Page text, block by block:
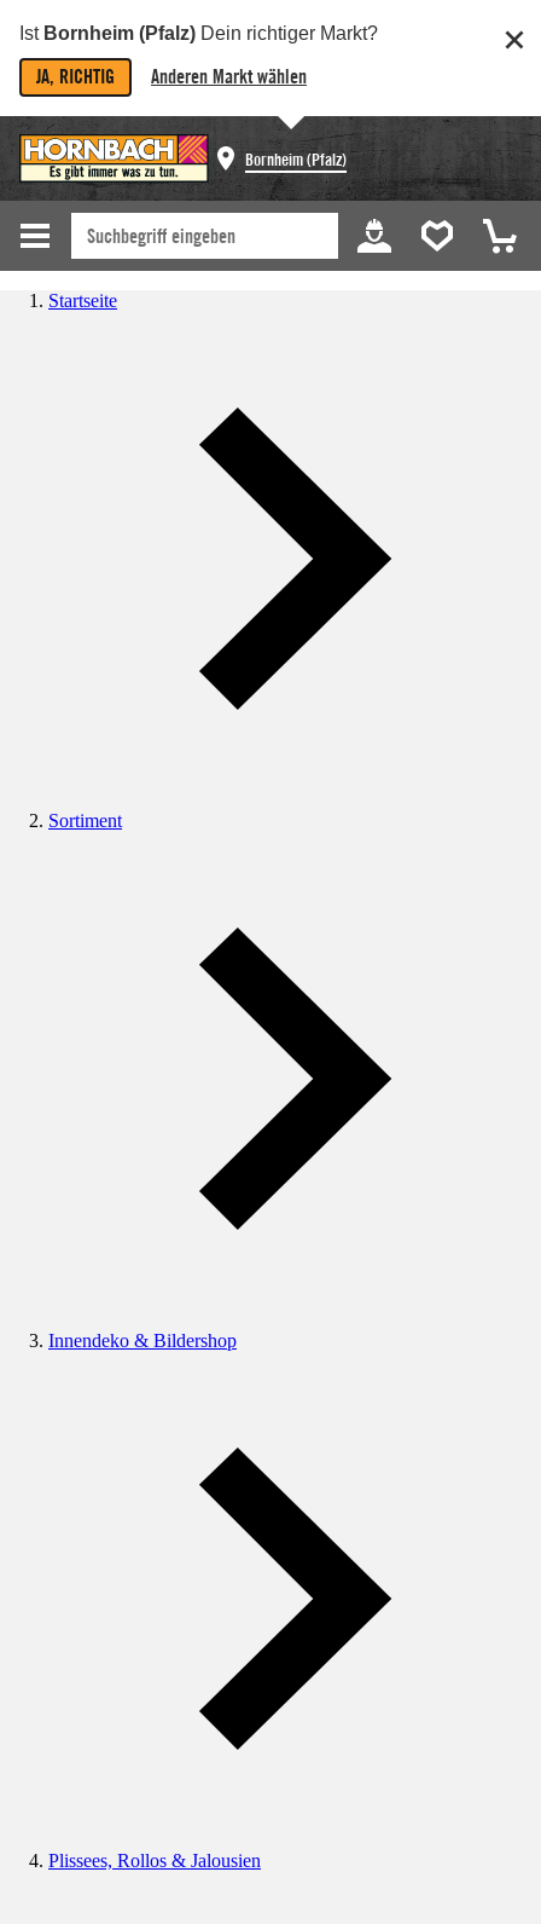
Ist Bornheim (Pfalz) Dein richtiger Markt?
JA, RICHTIG Anderen Markt wählen
Bornheim (Pfalz)
Startseite
Sortiment
Innendeko & Bildershop
Plissees, Rollos & Jalousien